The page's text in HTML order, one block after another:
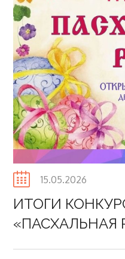
Posted
15.05.2026
ИТОГИ
«ПАСХАЛЬНАЯ